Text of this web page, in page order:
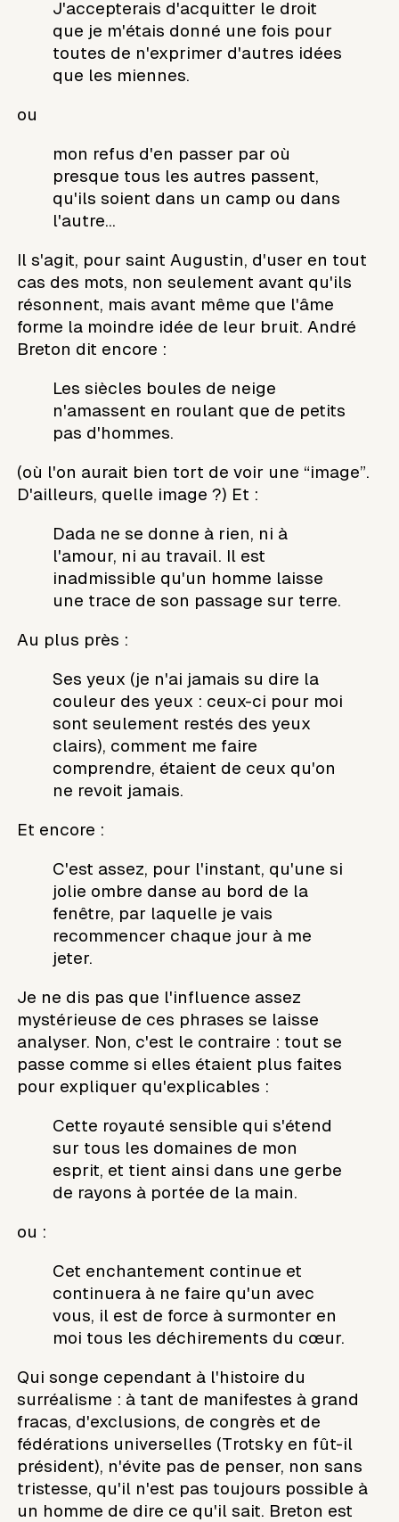
J'accepterais d'acquitter le droit
que je m'étais donné une fois pour
toutes de n'exprimer d'autres idées
que les miennes.
ou
mon refus d'en passer par où
presque tous les autres passent,
qu'ils soient dans un camp ou dans
l'autre...
Il s'agit, pour saint Augustin, d'user en tout
cas des mots, non seulement avant qu'ils
résonnent, mais avant même que l'âme
forme la moindre idée de leur bruit. André
Breton dit encore :
Les siècles boules de neige
n'amassent en roulant que de petits
pas d'hommes.
(où l'on aurait bien tort de voir une “image”.
D'ailleurs, quelle image ?) Et :
Dada ne se donne à rien, ni à
l'amour, ni au travail. Il est
inadmissible qu'un homme laisse
une trace de son passage sur terre.
Au plus près :
Ses yeux (je n'ai jamais su dire la
couleur des yeux : ceux-ci pour moi
sont seulement restés des yeux
clairs), comment me faire
comprendre, étaient de ceux qu'on
ne revoit jamais.
Et encore :
C'est assez, pour l'instant, qu'une si
jolie ombre danse au bord de la
fenêtre, par laquelle je vais
recommencer chaque jour à me
jeter.
Je ne dis pas que l'influence assez
mystérieuse de ces phrases se laisse
analyser. Non, c'est le contraire : tout se
passe comme si elles étaient plus faites
pour expliquer qu'explicables :
Cette royauté sensible qui s'étend
sur tous les domaines de mon
esprit, et tient ainsi dans une gerbe
de rayons à portée de la main.
ou :
Cet enchantement continue et
continuera à ne faire qu'un avec
vous, il est de force à surmonter en
moi tous les déchirements du cœur.
Qui songe cependant à l'histoire du
surréalisme : à tant de manifestes à grand
fracas, d'exclusions, de congrès et de
fédérations universelles (Trotsky en fût-il
président), n'évite pas de penser, non sans
tristesse, qu'il n'est pas toujours possible à
un homme de dire ce qu'il sait. Breton est